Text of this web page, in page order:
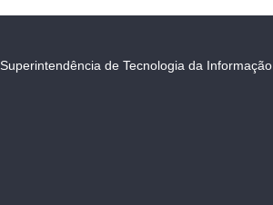
Superintendência de Tecnologia da Informação